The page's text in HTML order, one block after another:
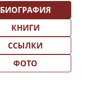
БИОГРАФИЯ
КНИГИ
ССЫЛКИ
ФОТО